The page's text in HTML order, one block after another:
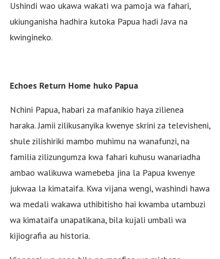
Ushindi wao ukawa wakati wa pamoja wa fahari,
ukiunganisha hadhira kutoka Papua hadi Java na
kwingineko.
Echoes Return Home huko Papua
Nchini Papua, habari za mafanikio haya zilienea
haraka. Jamii zilikusanyika kwenye skrini za televisheni,
shule zilishiriki mambo muhimu na wanafunzi, na
familia zilizungumza kwa fahari kuhusu wanariadha
ambao walikuwa wamebeba jina la Papua kwenye
jukwaa la kimataifa. Kwa vijana wengi, washindi hawa
wa medali wakawa uthibitisho hai kwamba utambuzi
wa kimataifa unapatikana, bila kujali umbali wa
kijiografia au historia.